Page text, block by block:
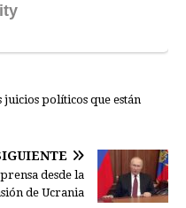
políticos que están
desde la
de Ucrania